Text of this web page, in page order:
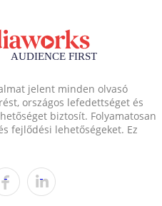
jelent minden olvasó
országos lefedettséget és
biztosít. Folyamatosan
fejlődési lehetőségeket. Ez